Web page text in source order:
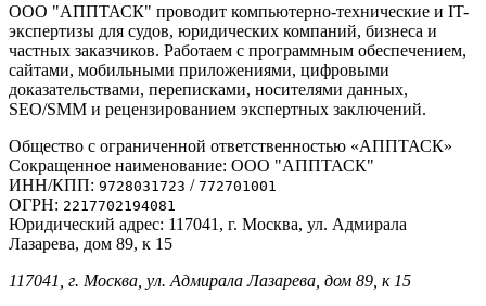
ООО "АППТАСК" проводит компьютерно-технические и IT-
экспертизы для судов, юридических компаний, бизнеса и
частных заказчиков. Работаем с программным обеспечением,
сайтами, мобильными приложениями, цифровыми
доказательствами, переписками, носителями данных,
SEO/SMM и рецензированием экспертных заключений.
Общество с ограниченной ответственностью «АППТАСК»
Сокращенное наименование: ООО "АППТАСК"
ИНН/КПП: 9728031723 / 772701001
ОГРН: 2217702194081
Юридический адрес: 117041, г. Москва, ул. Адмирала
Лазарева, дом 89, к 15
117041, г. Москва, ул. Адмирала Лазарева, дом 89, к 15